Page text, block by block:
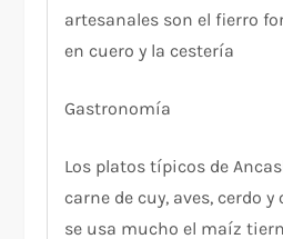
artesanales son el fierro
en cuero y la cestería
Gastronomía
Los platos típicos de
carne de cuy, aves, cerdo
se usa mucho el maíz